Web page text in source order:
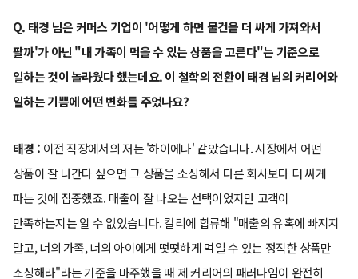
Q. 태경 님은 커머스 기업이 '어떻게 하면 물건을 더 싸게 가져와서
팔까'가 아닌 "내 가족이 먹을 수 있는 상품을 고른다"는 기준으로
일하는 것이 놀라웠다 했는데요. 이 철학의 전환이 태경 님의 커리어와
일하는 기쁨에 어떤 변화를 주었나요?
태경 : 이전 직장에서의 저는 '하이에나' 같았습니다. 시장에서 어떤
상품이 잘 나간다 싶으면 그 상품을 소싱해서 다른 회사보다 더 싸게
파는 것에 집중했죠. 매출이 잘 나오는 선택이었지만 고객이
만족하는지는 알 수 없었습니다. 컬리에 합류해 "매출의 유혹에 빠지지
말고, 너의 가족, 너의 아이에게 떳떳하게 먹일 수 있는 정직한 상품만
소싱해라"라는 기준을 마주했을 때 제 커리어의 패러다임이 완전히